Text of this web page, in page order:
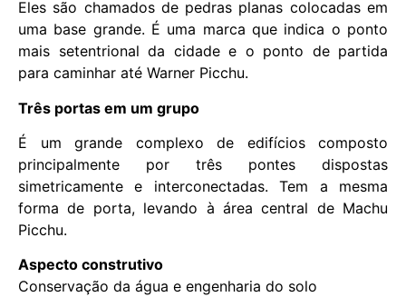
Eles são chamados de pedras planas colocadas em
uma base grande. É uma marca que indica o ponto
mais setentrional da cidade e o ponto de partida
para caminhar até Warner Picchu.
Três portas em um grupo
É um grande complexo de edifícios composto
principalmente por três pontes dispostas
simetricamente e interconectadas. Tem a mesma
forma de porta, levando à área central de Machu
Picchu.
Aspecto construtivo
Conservação da água e engenharia do solo